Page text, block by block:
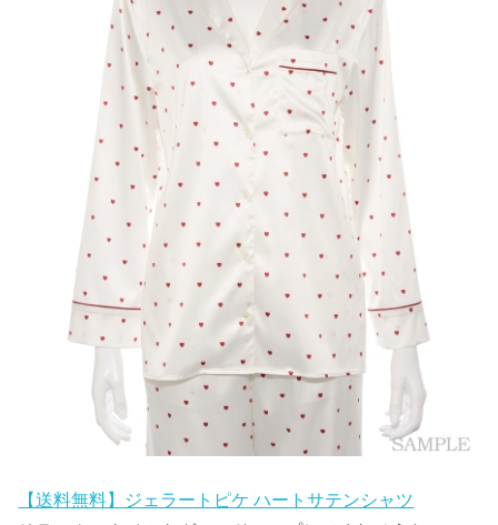
【送料無料】ジェラートピケ ハートサテンシャツ